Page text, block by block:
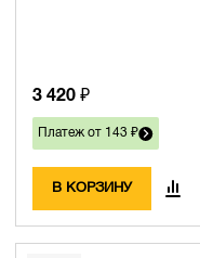
3 420 ₽
Платеж от 143 ₽
В КОРЗИНУ